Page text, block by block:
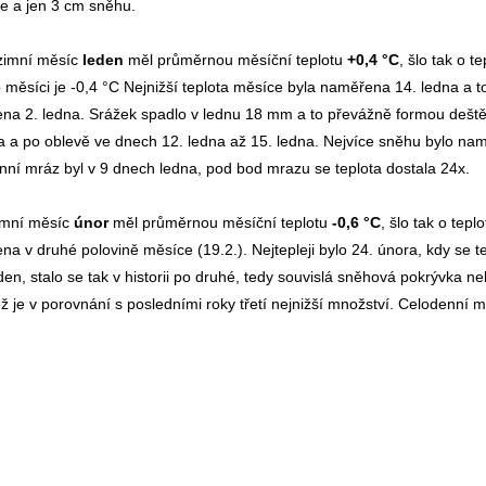
a jen 3 cm sněhu.
měsíc leden měl průměrnou měsíční teplotu +0,4 °C , šlo tak o
měsíci je -0,4 °C Nejnižší teplota měsíce byla naměřena 14. ledna a
2. ledna. Srážek spadlo v lednu 18 mm a to převážně formou
a po oblevě ve dnech 12. ledna až 15. ledna. Nejvíce sněhu bylo
mráz byl v 9 dnech ledna, pod bod mrazu se teplota dostala 24x.
měsíc únorměl průměrnou měsíční teplotu -0,6 °C , šlo tak o
v druhé polovině měsíce (19.2.). Nejtepleji bylo 24. února, kdy se
stalo se tak v historii po druhé, tedy souvislá sněhová pokrývka
je v porovnání s posledními roky třetí nejnižší množství. Celodenní